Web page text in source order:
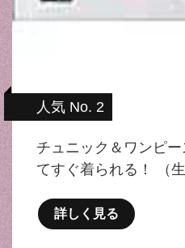
人気 No. 2
チュニック＆ワンピー
てすぐ着られる！ （
詳しく見る